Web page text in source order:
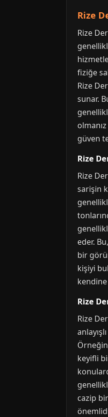
Rize
Rize
fiziğe
Rize
sunar.
güven
Rize
Rize
sarişin
eder.
bir
kişiyi
Rize
Rize
keyifli
cazip